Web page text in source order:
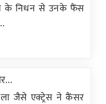
के निधन से उनके फैंस
जैसे एक्ट्रेस ने कैंसर